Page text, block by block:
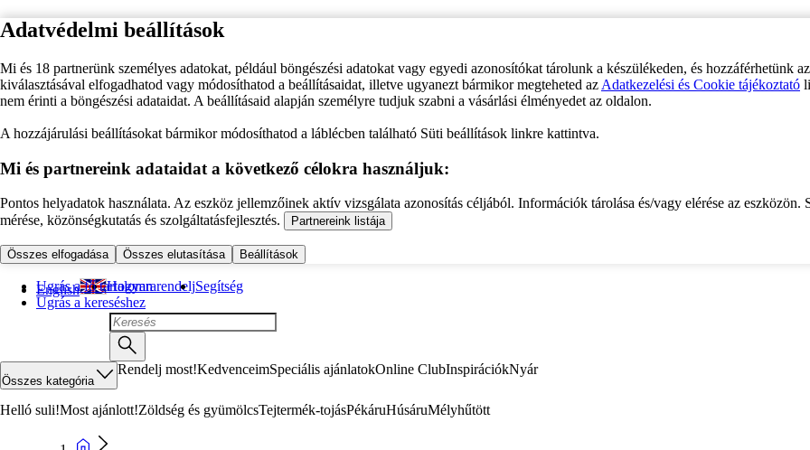
Adatvédelmi beállítások
Mi és 18 partnerünk személyes adatokat, például böngészési adatokat vagy egyedi azonosítókat tárolunk a készülékeden, és hozzáférhetünk
kiválasztásával elfogadhatod vagy módosíthatod a beállításaidat, illetve ugyanezt bármikor megteheted az Adatkezelési és Cookie tájékoztató
nem érinti a böngészési adataidat. A beállításaid alapján személyre tudjuk szabni a vásárlási élményedet az oldalon.
A hozzájárulási beállításokat bármikor módosíthatod a láblécben található Süti beállítások linkre kattintva.
Mi és partnereink adataidat a következő célokra használjuk:
Pontos helyadatok használata. Az eszköz jellemzőinek aktív vizsgálata azonosítás céljából. Információk tárolása és/vagy elérése az eszközön.
mérése, közönségkutatás és szolgáltatásfejlesztés.
Partnereink listája
Összes elfogadása Összes elutasítása Beállítások
Ugrás a fő tartalomra
Ugrás a kereséshez
English Hogyan rendeljSegítség
Összes kategória
Rendelj most!KedvenceimSpeciális ajánlatokOnline ClubInspirációkNyár
Helló suli!Most ajánlott!Zöldség és gyümölcsTejtermék-tojásPékáruHúsáruMélyhűtött